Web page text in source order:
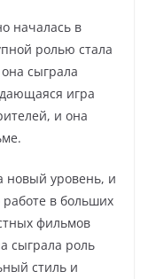
началась в
ролью стала
сыграла
игра
и она
новый уровень, и
в больших
фильмов
сыграла роль
стиль и